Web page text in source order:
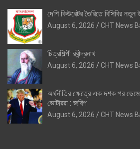
দেশি কিউরেটর তৈরিতে বিসিবির
August 6, 2026 CHT News
চিত্রশিল্পী রবীন্দ্রনাথ
August 6, 2026 CHT News
অর্থনীতির ক্ষেত্রে এক দশক পর
ভোটাররা : জরিপ
August 6, 2026 CHT News